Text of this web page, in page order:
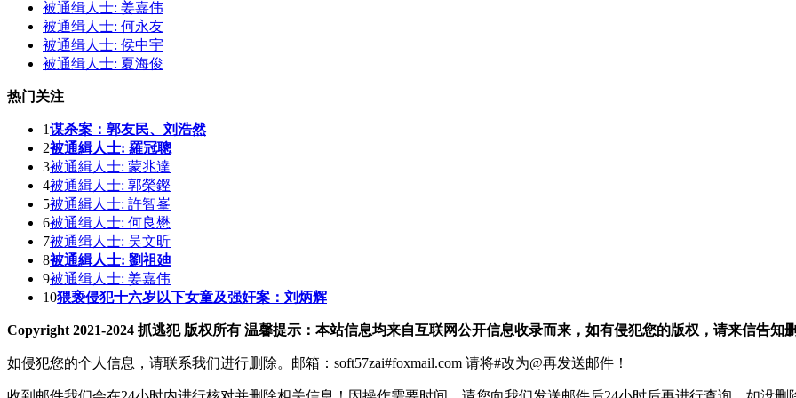
被通缉人士: 姜嘉伟
被通缉人士: 何永友
被通缉人士: 侯中宇
被通缉人士: 夏海俊
热门关注
1谋杀案：郭友民、刘浩然
2被通緝人士: 羅冠聰
3被通緝人士: 蒙兆達
4被通緝人士: 郭榮鏗
5被通緝人士: 許智峯
6被通缉人士: 何良懋
7被通缉人士: 吴文昕
8被通緝人士: 劉祖廸
9被通缉人士: 姜嘉伟
10猥亵侵犯十六岁以下女童及强奸案：刘炳辉
Copyright 2021-2024 抓逃犯 版权所有 温馨提示：本站信息均来自互联网公开信息收录而来，如有侵犯您的版权，请来信告知
如侵犯您的个人信息，请联系我们进行删除。邮箱：soft57zai#foxmail.com 请将#改为@再发送邮件！